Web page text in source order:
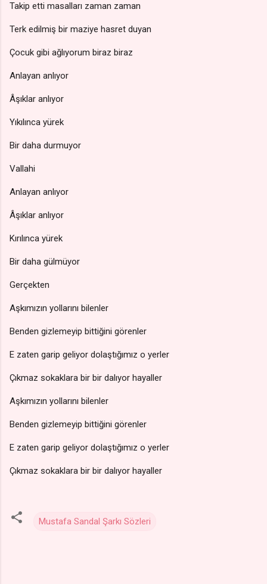
Takip etti masalları zaman zaman
Terk edilmiş bir maziye hasret duyan
Çocuk gibi ağlıyorum biraz biraz
Anlayan anlıyor
Âşıklar anlıyor
Yıkılınca yürek
Bir daha durmuyor
Vallahi
Anlayan anlıyor
Âşıklar anlıyor
Kırılınca yürek
Bir daha gülmüyor
Gerçekten
Aşkımızın yollarını bilenler
Benden gizlemeyip bittiğini görenler
E zaten garip geliyor dolaştığımız o yerler
Çıkmaz sokaklara bir bir dalıyor hayaller
Aşkımızın yollarını bilenler
Benden gizlemeyip bittiğini görenler
E zaten garip geliyor dolaştığımız o yerler
Çıkmaz sokaklara bir bir dalıyor hayaller
Mustafa Sandal Şarkı Sözleri